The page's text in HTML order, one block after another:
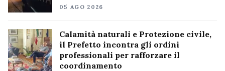
05 AGO 2026
Calamità naturali e Protezione civile,
il Prefetto incontra gli ordini
professionali per rafforzare il
coordinamento